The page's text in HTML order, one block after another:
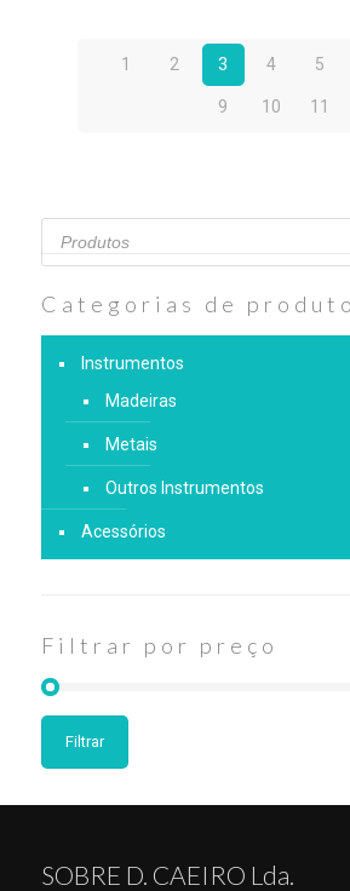
1 2 3 4 5
9 10 11
Products
search
Categorias de
Instrumentos
Madeiras
Metais
Outros Instrumentos
Acessórios
Filtrar por preço
Filtrar
SOBRE D. CAEIRO Lda.